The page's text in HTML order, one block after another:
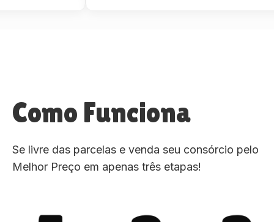
Como Funciona
Se livre das parcelas e venda seu consórcio pelo
Melhor Preço em apenas três etapas!